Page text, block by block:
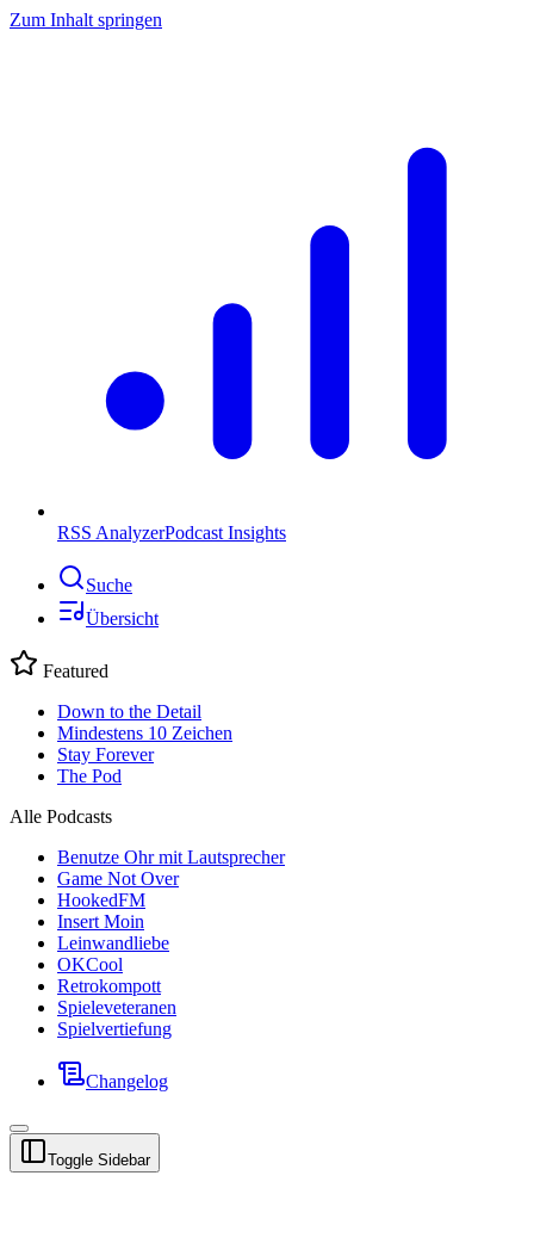
Zum Inhalt springen
RSS AnalyzerPodcast Insights
Suche
Übersicht
Featured
Down to the Detail
Mindestens 10 Zeichen
Stay Forever
The Pod
Alle Podcasts
Benutze Ohr mit Lautsprecher
Game Not Over
HookedFM
Insert Moin
Leinwandliebe
OKCool
Retrokompott
Spieleveteranen
Spielvertiefung
Changelog
Toggle Sidebar